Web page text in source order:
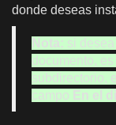
donde deseas
Nota: si
documento,
subdirectorio,
campo En el